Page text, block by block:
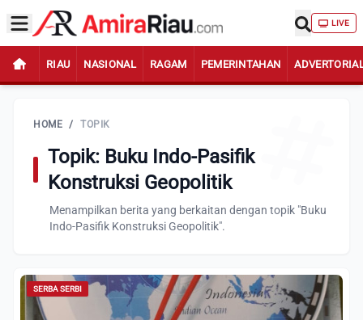
LIVE
RIAU NASIONAL RAGAM PEMERINTAHAN
HOME / TOPIK
Topik: Buku Indo-Pasifik
Konstruksi Geopolitik
Menampilkan berita yang berkaitan dengan topik "Buku
Indo-Pasifik Konstruksi Geopolitik".
SERBA SERBI